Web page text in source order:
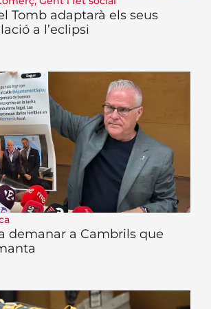
Tomb adaptarà els seus
a l’eclipsi
demanar a Cambrils que